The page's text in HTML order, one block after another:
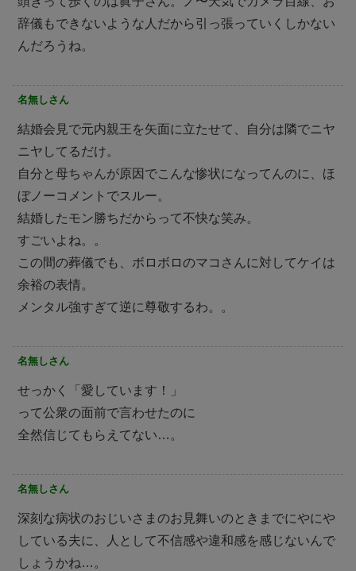
辞儀もできないような人だから引っ張っていくしかない
んだろうね。
名無しさん
結婚会見で元内親王を矢面に立たせて、自分は隣でニヤ
ニヤしてるだけ。
自分と母ちゃんが原因でこんな惨状になってんのに、ほ
ぼノーコメントでスルー。
結婚したモン勝ちだからって不快な笑み。
すごいよね。。
この間の葬儀でも、ボロボロのマコさんに対してケイは
余裕の表情。
メンタル強すぎて逆に尊敬するわ。。
名無しさん
せっかく「愛しています！」
って公衆の面前で言わせたのに
全然信じてもらえてない…。
名無しさん
深刻な病状のおじいさまのお見舞いのときまでにやにや
している夫に、人として不信感や違和感を感じないんで
しょうかね…。